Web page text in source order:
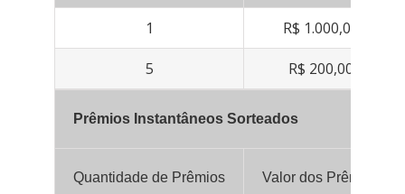
1 R$ 1.000,00
5 R$ 200,00
Prêmios Instantâneos Sorteados
Quantidade de Prêmios Valor dos Prêmios